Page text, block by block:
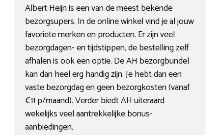
Albert Heijn is een van de meest bekende
bezorgsupers. In de online winkel vind je al jouw
favoriete merken en producten. Er zijn veel
bezorgdagen- en tijdstippen, de bestelling zelf
afhalen is ook een optie. De AH bezorgbundel
kan dan heel erg handig zijn. Je hebt dan een
vaste bezorgdag en geen bezorgkosten (vanaf
€11 p/maand). Verder biedt AH uiteraard
wekelijks veel aantrekkelijke bonus-
aanbiedingen.